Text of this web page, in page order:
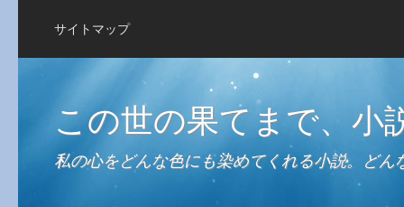
サイトマップ
この世の果てまで、小
私の心をどんな色にも染めてくれる小説。ど